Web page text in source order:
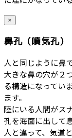
×
鼻孔（噴気孔）
人と同じように鼻
大きな鼻の穴が２
る構造になってい
ます。
陸にいる人間がス
孔を海面に出して
人と違って、気道